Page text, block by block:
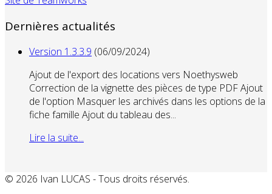
Dernières actualités
Version 1.3.3.9 (06/09/2024)
Ajout de l'export des locations vers Noethysweb
Correction de la vignette des pièces de type PDF Ajout
de l'option Masquer les archivés dans les options de la
fiche famille Ajout du tableau des...
Lire la suite...
© 2026 Ivan LUCAS - Tous droits réservés.